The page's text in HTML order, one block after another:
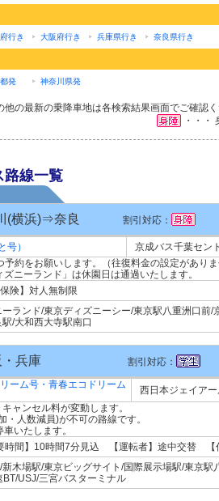
行き 大阪府行き 兵庫県行き 奈良県行き
発 神奈川県発
の最新の乗降車地は各検索結果画面でご確認く
・・
路線一覧
(横浜)⇒奈良 割引対応：
号）
京成バス千葉セン
約をお願いします。（往復料金の設定がありま
ニーランド」は休園日は通過いたします。
】対人無制限
ンド/東京ディズニーシー/東京駅八重洲口前
/大和西大寺駅南口
兵庫 割引対応：
ーム号・青春エコドリーム
西日本ジェイア
ャンセル料が変動します。
・人数減員)が不可の路線です。
いたします。
】10時間7分見込 【運転者】途中交替 【
場駅/東京ビッグサイト/国際展示場駅/東京
USJ/三宮バスターミナル